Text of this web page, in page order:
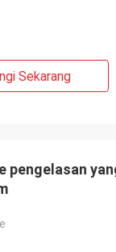
Sekarang
pengelasan